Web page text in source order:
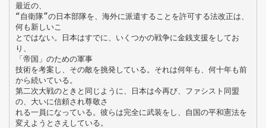
最近の、
“自衛隊”の日本部隊を、海外に派遣することを許可する法改正は、
何も新しいこ
とではない。日本はすでに、いくつかの戦争に金銭支援をしてお
り、
「帝国」のための軍事
技術を考案し、その敵を挑発している。それは何年も、何十年も前
から続いている。
第二次大戦のときと同じように、日本は今再び、ファシスト同盟
の、大いに信頼され尊敬さ
れる一員になっている。彼らは完全に武装をし、自国の平和憲法を
変えようとさえしている。